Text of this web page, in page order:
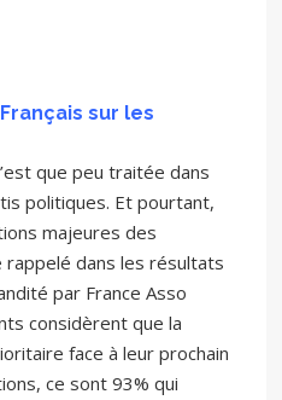
sur les
que peu traitée dans
politiques. Et pourtant,
majeures des
rappelé dans les résultats
par France Asso
considèrent que la
face à leur prochain
ce sont 93% qui